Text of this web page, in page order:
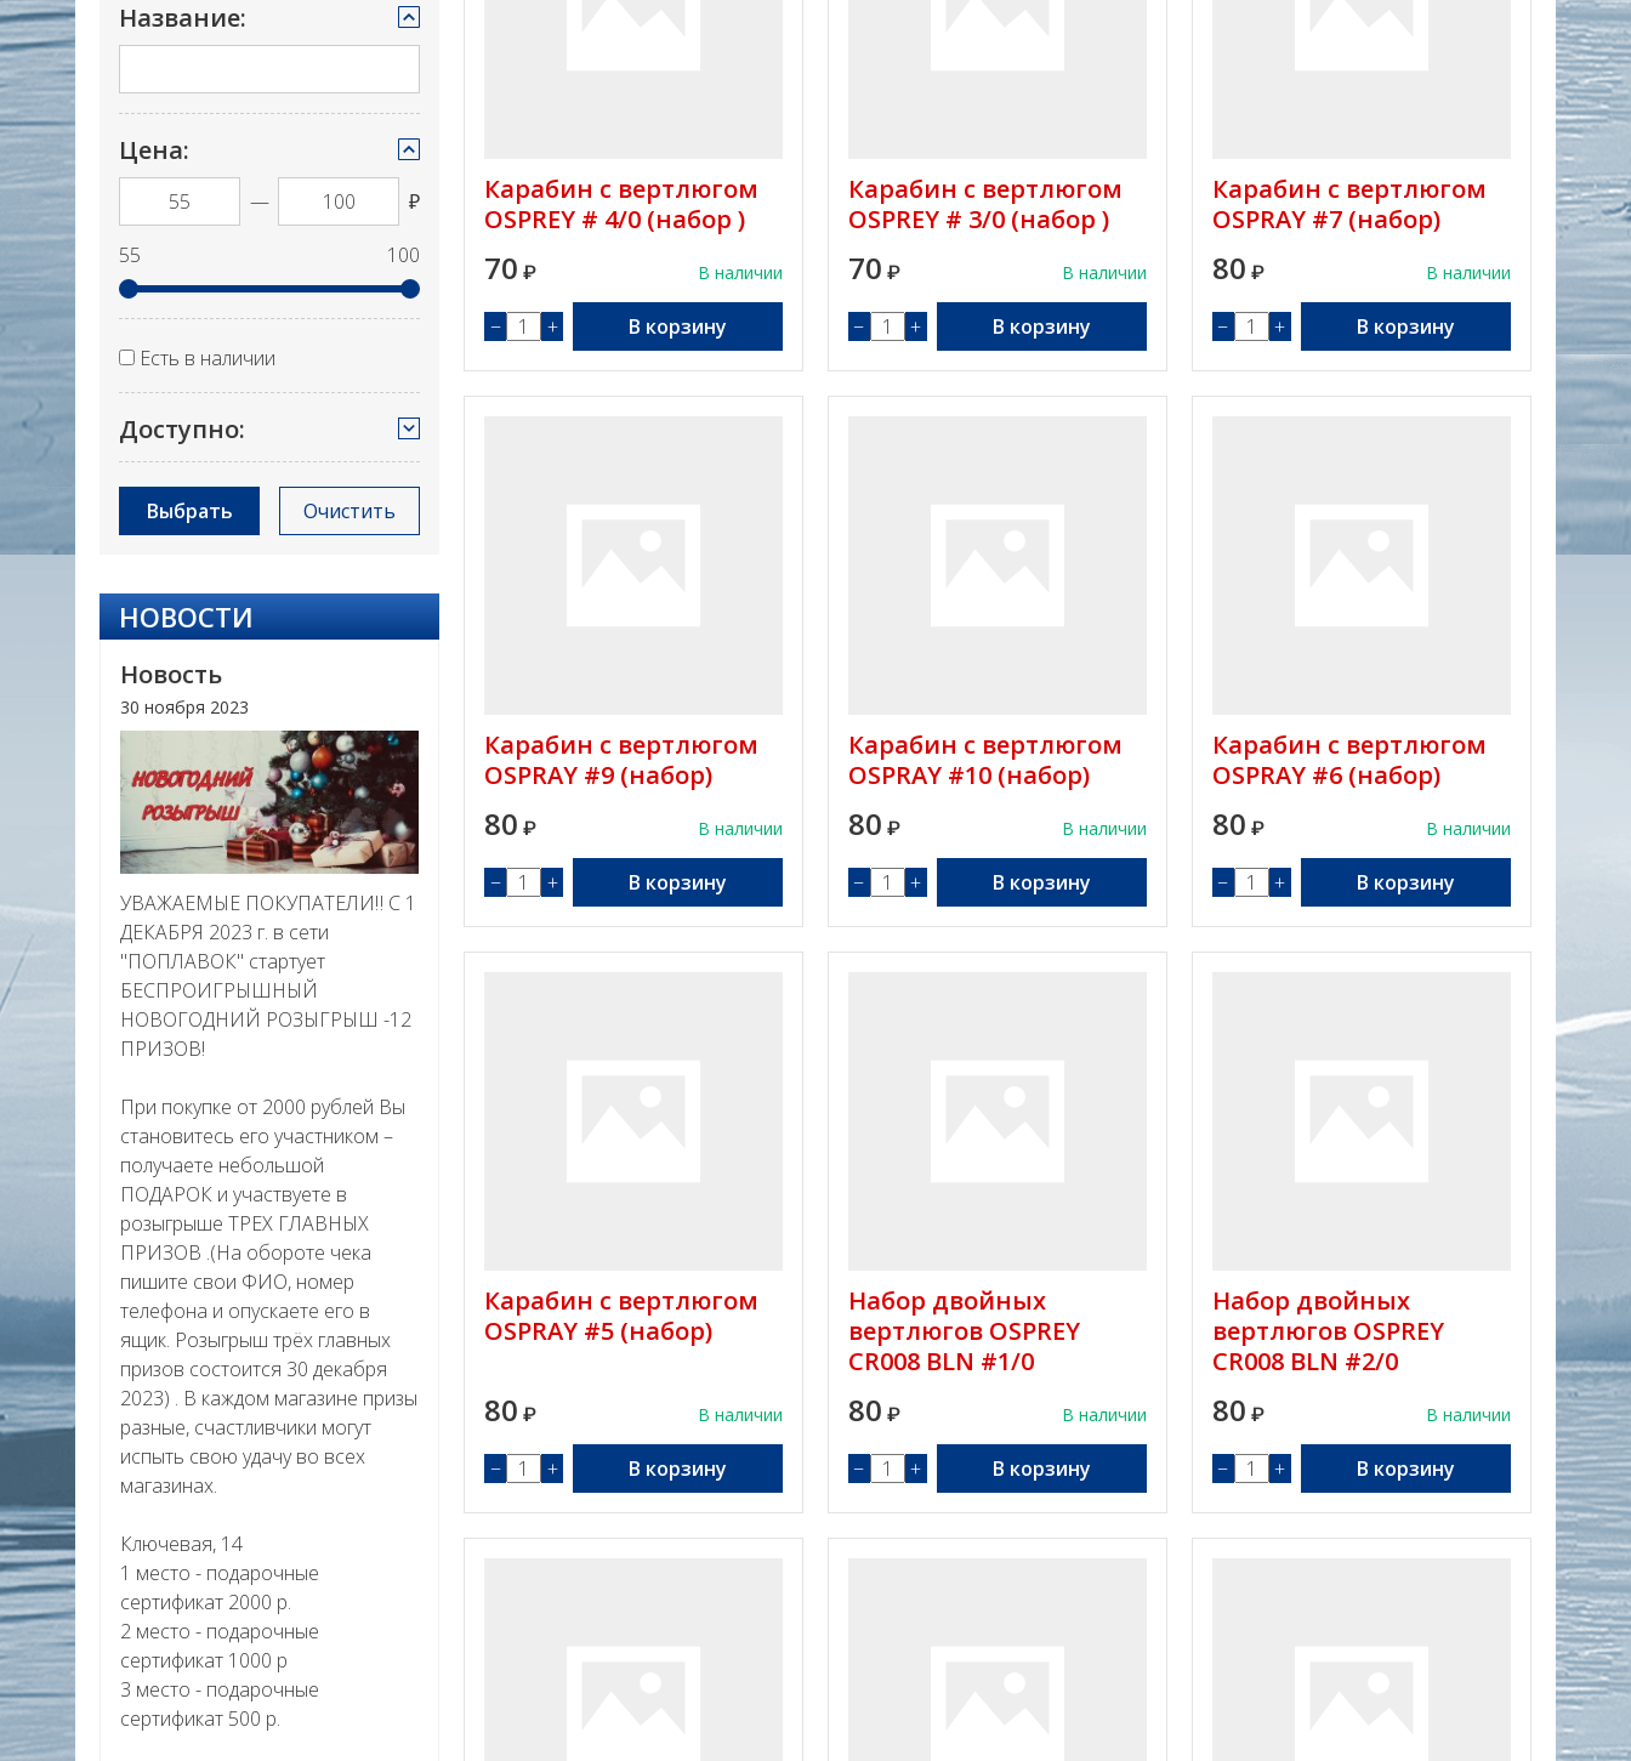
Название:
Цена:
—
₽
55
100
Есть в наличии
Доступно:
Выбрать Очистить
НОВОСТИ
Новость
30 ноября 2023
УВАЖАЕМЫЕ ПОКУПАТЕЛИ‼ С 1
ДЕКАБРЯ 2023 г. в сети
"ПОПЛАВОК" стартует
БЕСПРОИГРЫШНЫЙ
НОВОГОДНИЙ РОЗЫГРЫШ -12
ПРИЗОВ!
При покупке от 2000 рублей Вы
становитесь его участником –
получаете небольшой
ПОДАРОК и участвуете в
розыгрыше ТРЕХ ГЛАВНЫХ
ПРИЗОВ .(На обороте чека
пишите свои ФИО, номер
телефона и опускаете его в
ящик. Розыгрыш трёх главных
призов состоится 30 декабря
2023) . В каждом магазине призы
разные, счастливчики могут
испыть свою удачу во всех
магазинах.
Ключевая, 14
1 место - подарочные
сертификат 2000 р.
2 место - подарочные
сертификат 1000 р
3 место - подарочные
сертификат 500 р.
Карабин с вертлюгом
OSPREY # 4/0 (набор )
70 ₽ В наличии
− + В корзину
Карабин с вертлюгом
OSPREY # 3/0 (набор )
70 ₽ В наличии
− + В корзину
Карабин с вертлюгом
OSPRAY #7 (набор)
80 ₽ В наличии
− + В корзину
Карабин с вертлюгом
OSPRAY #9 (набор)
80 ₽ В наличии
− + В корзину
Карабин с вертлюгом
OSPRAY #10 (набор)
80 ₽ В наличии
− + В корзину
Карабин с вертлюгом
OSPRAY #6 (набор)
80 ₽ В наличии
− + В корзину
Карабин с вертлюгом
OSPRAY #5 (набор)
80 ₽ В наличии
− + В корзину
Набор двойных
вертлюгов OSPREY
CR008 BLN #1/0
80 ₽ В наличии
− + В корзину
Набор двойных
вертлюгов OSPREY
CR008 BLN #2/0
80 ₽ В наличии
− + В корзину